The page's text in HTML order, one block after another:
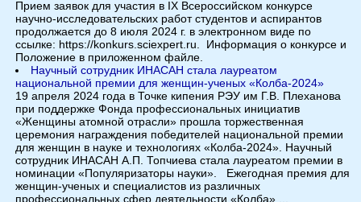
Прием заявок для участия в IX Всероссийском конкурсе
научно-исследовательских работ студентов и аспирантов
продолжается до 8 июля 2024 г. в электронном виде по
ссылке: https://konkurs.sciexpert.ru. Информация о конкурсе и
Положение в приложенном файле.
Научный сотрудник ИНАСАН стала лауреатом
национальной премии для женщин-ученых «Колба-2024»
19 апреля 2024 года в Точке кипения РЭУ им Г.В. Плеханова
при поддержке Фонда профессиональных инициатив
«Женщины атомной отрасли» прошла торжественная
церемония награждения победителей национальной премии
для женщин в науке и технологиях «Колба-2024». Научный
сотрудник ИНАСАН А.П. Топчиева стала лауреатом премии в
номинации «Популяризаторы науки». Ежегодная премия для
женщин-ученых и специалистов из различных
профессиональных сфер деятельности «Колба» ...